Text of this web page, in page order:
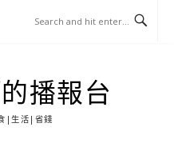
播報台
|生活|省錢